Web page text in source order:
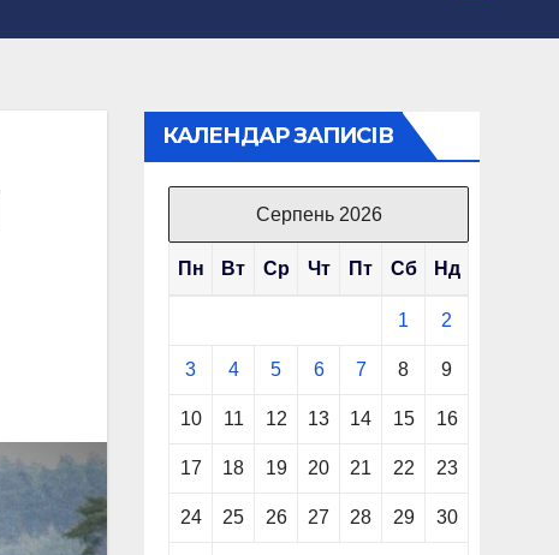
КАЛЕНДАР ЗАПИСІВ
Серпень 2026
Пн Вт Ср Чт Пт Сб Нд
1 2
3 4 5 6 7 8 9
10 11 12 13 14 15 16
17 18 19 20 21 22 23
24 25 26 27 28 29 30